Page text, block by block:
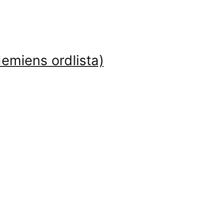
ordlista)